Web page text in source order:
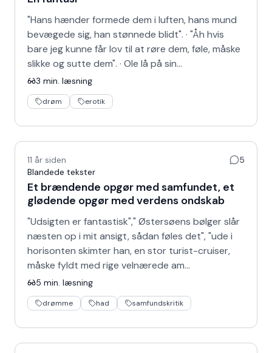
"Hans hænder formede dem i luften, hans mund
bevægede sig, han stønnede blidt". · "Åh hvis
bare jeg kunne får lov til at røre dem, føle, måske
slikke og sutte dem". · Ole lå på sin…
3 min. læsning
drøm erotik
11 år siden
5
Blandede tekster
Et brændende opgør med samfundet, et
glødende opgør med verdens ondskab
"Udsigten er fantastisk"," Østersøens bølger slår
næsten op i mit ansigt, sådan føles det", "ude i
horisonten skimter han, en stor turist-cruiser,
måske fyldt med rige velnærede am…
5 min. læsning
drømme had samfundskritik